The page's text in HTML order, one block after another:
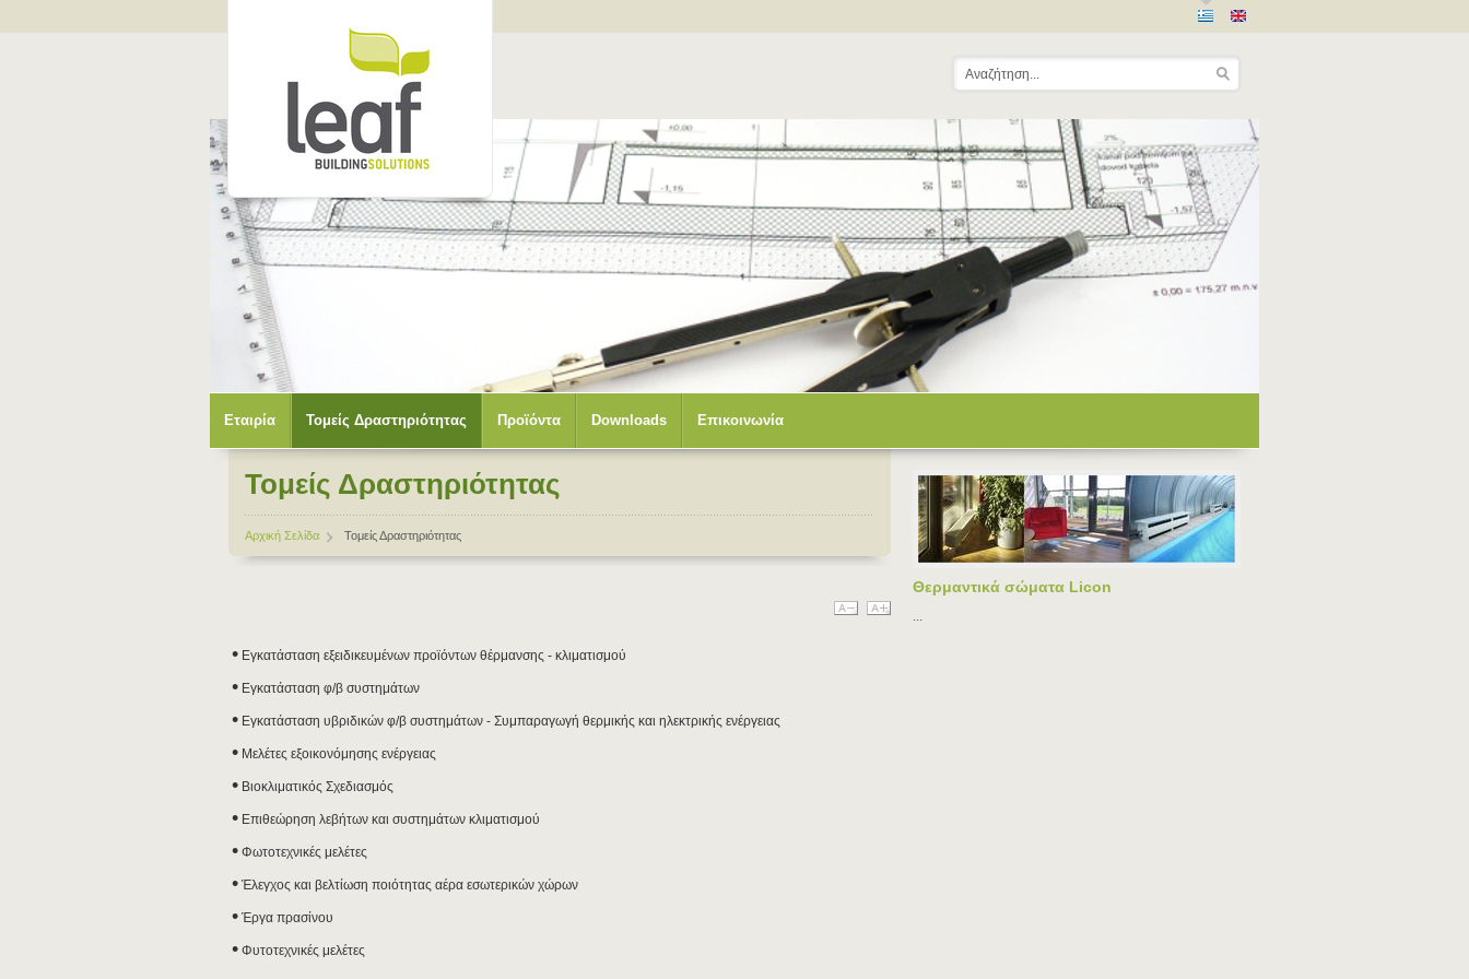
Εταιρία Τομείς Δραστηριότητας Προϊόντα Downloads Επικοινωνία
Θερμαντικά σώματα Licon
Τομείς Δραστηριότητας
Αρχική Σελίδα Τομείς Δραστηριότητας
• Εγκατάσταση εξειδικευμένων προϊόντων θέρμανσης - κλιματισμού
• Εγκατάσταση φ/β συστημάτων
• Εγκατάσταση υβριδικών φ/β συστημάτων - Συμπαραγωγή θερμικής και ηλεκτρικής ενέργειας
• Μελέτες εξοικονόμησης ενέργειας
• Βιοκλιματικός Σχεδιασμός
• Επιθεώρηση λεβήτων και συστημάτων κλιματισμού
• Φωτοτεχνικές μελέτες
• Έλεγχος και βελτίωση ποιότητας αέρα εσωτερικών χώρων
• Έργα πρασίνου
• Φυτοτεχνικές μελέτες